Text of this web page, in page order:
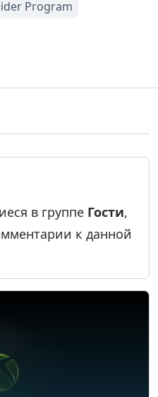
в группе Гости,
к данной